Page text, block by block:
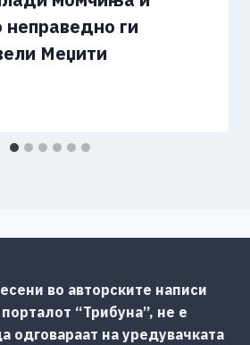
неправедно ги
Меџити
во авторските написи
“Трибуна”, не е
одговараат на уредувачката